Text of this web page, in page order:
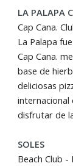
LA PALAPA
Cap Cana.
La Palapa
Cap Cana.
base de
deliciosas
internacional
disfrutar de
SOLES
Beach Club